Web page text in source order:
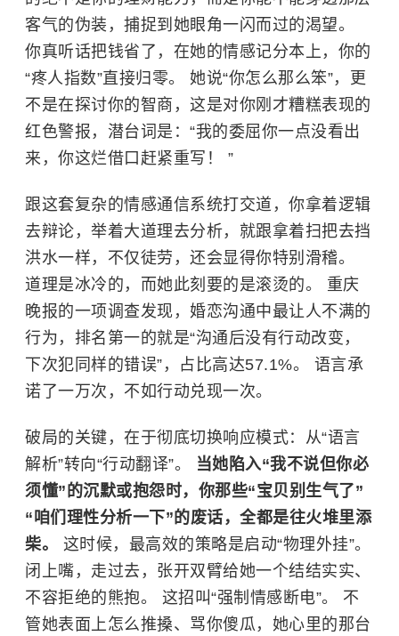
客气的伪装，捕捉到她眼角一闪而过的渴望。
你真听话把钱省了，在她的情感记分本上，你的
“疼人指数”直接归零。 她说“你怎么那么笨”，更
不是在探讨你的智商，这是对你刚才糟糕表现的
红色警报，潜台词是：“我的委屈你一点没看出
来，你这烂借口赶紧重写！ ”
跟这套复杂的情感通信系统打交道，你拿着逻辑
去辩论，举着大道理去分析，就跟拿着扫把去挡
洪水一样，不仅徒劳，还会显得你特别滑稽。
道理是冰冷的，而她此刻要的是滚烫的。 重庆
晚报的一项调查发现，婚恋沟通中最让人不满的
行为，排名第一的就是“沟通后没有行动改变，
下次犯同样的错误”，占比高达57.1%。 语言承
诺了一万次，不如行动兑现一次。
破局的关键，在于彻底切换响应模式：从“语言
解析”转向“行动翻译”。
当她陷入“我不说但你必
须懂”的沉默或抱怨时，你那些“宝贝别生气了”
“咱们理性分析一下”的废话，全都是往火堆里添
柴。 这时候，最高效的策略是启动“物理外挂”。
闭上嘴，走过去，张开双臂给她一个结结实实、
不容拒绝的熊抱。 这招叫“强制情感断电”。 不
管她表面上怎么推搡、骂你傻瓜，她心里的那台